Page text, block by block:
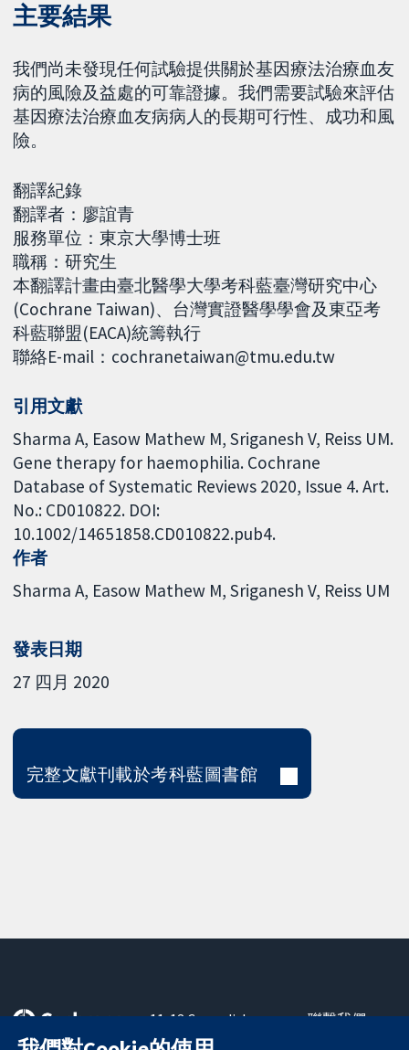
主要結果
我們尚未發現任何試驗提供關於基因療法治療血友
病的風險及益處的可靠證據。我們需要試驗來評估
基因療法治療血友病病人的長期可行性、成功和風
險。
翻譯紀錄
翻譯者：廖誼青
服務單位：東京大學博士班
職稱：研究生
本翻譯計畫由臺北醫學大學考科藍臺灣研究中心
(Cochrane Taiwan)、台灣實證醫學學會及東亞考
科藍聯盟(EACA)統籌執行
聯絡E-mail：cochranetaiwan@tmu.edu.tw
引用文獻
Sharma A, Easow Mathew M, Sriganesh V, Reiss UM.
Gene therapy for haemophilia. Cochrane
Database of Systematic Reviews 2020, Issue 4. Art.
No.: CD010822. DOI:
10.1002/14651858.CD010822.pub4.
作者
Sharma A Easow Mathew M Sriganesh V Reiss UM
發表日期
27 四月 2020
完整文獻刊載於考科藍圖書館
11-13 Cavendish
Square
聯繫我們